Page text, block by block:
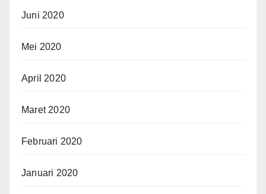
Juni 2020
Mei 2020
April 2020
Maret 2020
Februari 2020
Januari 2020